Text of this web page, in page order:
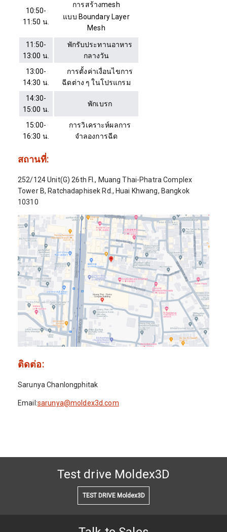
10:50-
11:50 น.
การสร้างmesh
แบบ Boundary Layer
Mesh
11:50-
13:00 น.
พักรับประทานอาหาร
กลางวัน
13:00-
14:30 น.
การตั้งค่าเงื่อนไขการ
ฉีดต่าง ๆ ในโปรแกรม
14:30-
15:00 น.
พักเบรก
15:00-
16:30 น.
การวิเคราะห์ผลการ
จำลองการฉีด
สถานที่:
252/124 Unit(G) 26th Fl., Muang Thai-Phatra Complex
Tower B, Ratchadaphisek Rd., Huai Khwang, Bangkok
10310
ติดต่อ:
Sarunya Chanlongphitak
Email:sarunya@moldex3d.com
Test drive Moldex3D
TEST DRIVE Moldex3D